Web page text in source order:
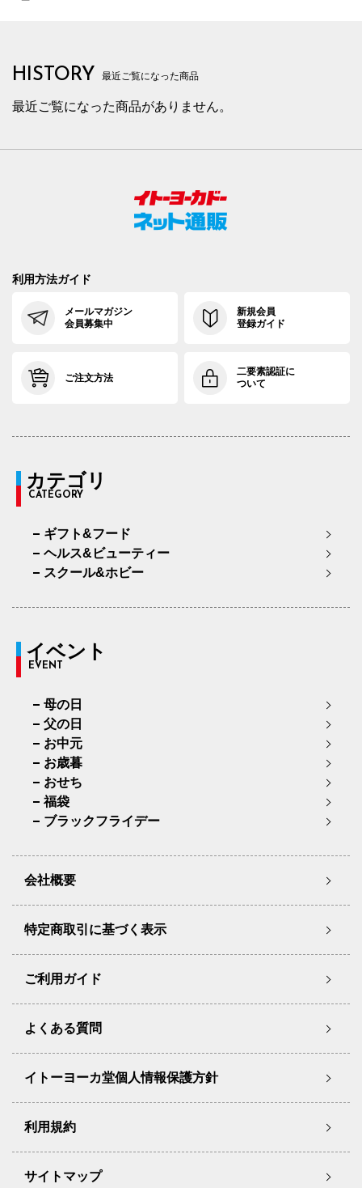
HISTORY 最近ご覧になった商品
最近ご覧になった商品がありません。
利用方法ガイド
メールマガジン
会員募集中
新規会員
登録ガイド
ご注文方法
二要素認証に
ついて
カテゴリ
CATEGORY
ギフト&フード
ヘルス&ビューティー
スクール&ホビー
イベント
EVENT
母の日
父の日
お中元
お歳暮
おせち
福袋
ブラックフライデー
会社概要
特定商取引に基づく表示
ご利用ガイド
よくある質問
イトーヨーカ堂個人情報保護方針
利用規約
サイトマップ